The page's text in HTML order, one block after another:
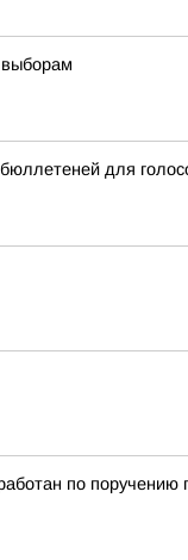
выборам
для
по поручению